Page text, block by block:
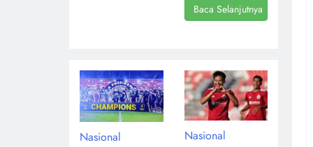
Baca Selanjutnya
Nasional Nasional